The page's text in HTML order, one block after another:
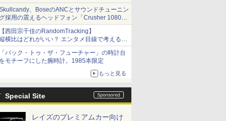
】
、BoseのANCとサウンドチューニン
グ採用の震えるヘッドフォン「Crusher 1080
」
【西田宗千佳のRandomTracking】
横比はどれがいい？ エンタメ目線で考える、
ムスン新「Galaxy Z Fold」
「バック・トゥ・ザ・フューチャー」の時計台
をモチーフにした腕時計。1985本限定
もっと見る
Special Site
レイズのプレミアムカー向け